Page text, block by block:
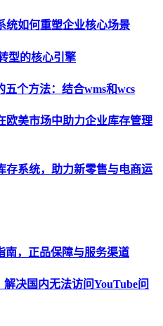
统如何重塑企业核心场景
型的核心引擎
个方法：结合wms和wcs
欧美市场中助力企业库存管理
存系统，助力新零售与电商运
南，正品保障与服务渠道
决国内无法访问YouTube问